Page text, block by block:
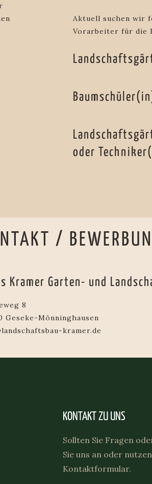
Aktuell suchen wir
Vorarbeiter für die
oder
/
Kramer Garten- und
8
Geseke-Mönninghausen
kramer.de
KONTAKT ZU UNS
Sollten Sie Fragen
Sie uns an oder
Kontaktformular.